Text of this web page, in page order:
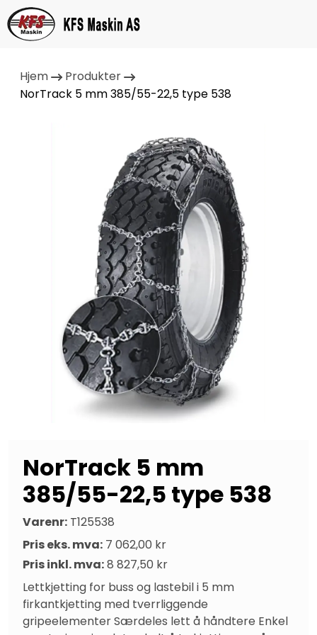
Hjem
Produkter
NorTrack 5 mm 385/55-22,5 type 538
NorTrack 5 mm
385/55-22,5 type 538
Varenr: T125538
Pris eks. mva: 7 062,00 kr
Pris inkl. mva:8 827,50 kr
Lettkjetting for buss og lastebil i 5 mm
firkantkjetting med tverrliggende
gripeelementer Særdeles lett å håndtere Enkel